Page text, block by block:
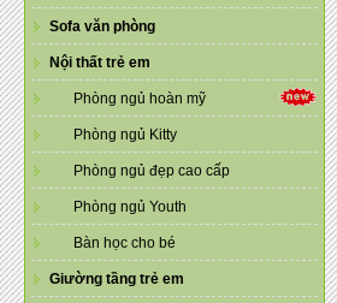
Sofa văn phòng
Nội thất trẻ em
Phòng ngủ hoàn mỹ
Phòng ngủ Kitty
Phòng ngủ đẹp cao cấp
Phòng ngủ Youth
Bàn học cho bé
Giường tầng trẻ em